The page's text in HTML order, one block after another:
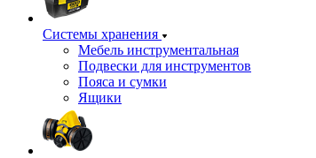
Системы хранения
Мебель инструментальная
Подвески для инструментов
Пояса и сумки
Ящики